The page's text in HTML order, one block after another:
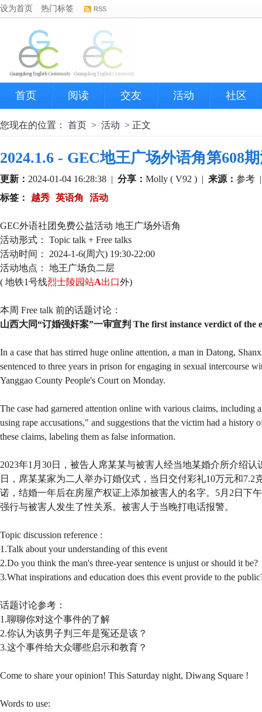
设为首页 热门标签 RSS
首页 阅读 交友 活动 社区
您现在的位置： 首页 > 活动 > 正文
2024.1.6 - GEC地王广场外语角第608
更新： 2024-01-04 16:28:38 | 分享： Molly ( V92 ) | 来源： 参考
标签：
越秀 英语角 活动
GEC外语社团免费公益活动 地王广场外语角
活动形式： Topic talk + Free talks
活动时间： 2024-1-6(周六) 19:30-22:00
活动地点： 地王广场负二层
( 地铁1号线烈士陵园站A出口外)
本周 Free talk 前的话题讨论：
山西大同“订婚强奸案”一审宣判 The first instance verdict of the
In a case that has stirred huge online attention, a man in Datong,
sentenced to three years in prison for engaging in sexual intercourse
Yanggao County People's Court on Monday.
The case had garnered attention online with various claims,
using rape accusations," and suggestions that the victim had a history
these claims, labeling them as false information.
2023年1月30日，被告人席某某与被害人经当地某婚介所介绍
日，席某某家为二人举办订婚仪式，当日交付彩礼10万元和7.2
诺，结婚一年后在房屋产权证上添加被害人的名字。5月2日下
强行与被害人发生了性关系。被害人于当晚打电话报警。
Topic discussion reference :
1.Talk about your understanding of this event
2.Do you think the man's three-year sentence is unjust or should it be?
3.What inspirations and education does this event provide to the
话题讨论参考：
1.聊聊你对这个事件的了解
2.你认为该男子判三年是冤还是该？
3.这个事件给大众哪些启示和教育？
Come to share your opinion! This Saturday night, Diwang Square !
Words to use: